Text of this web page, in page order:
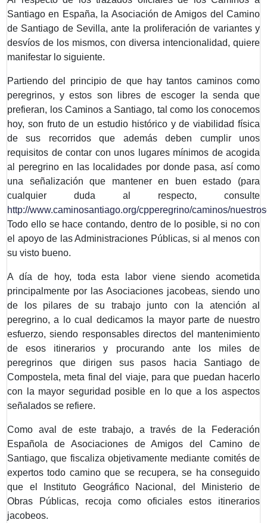
Santiago en España, la Asociación de Amigos del Camino
de Santiago de Sevilla, ante la proliferación de variantes y
desvíos de los mismos, con diversa intencionalidad, quiere
manifestar lo siguiente.
Partiendo del principio de que hay tantos caminos como
peregrinos, y estos son libres de escoger la senda que
prefieran, los Caminos a Santiago, tal como los conocemos
hoy, son fruto de un estudio histórico y de viabilidad física
de sus recorridos que además deben cumplir unos
requisitos de contar con unos lugares mínimos de acogida
al peregrino en las localidades por donde pasa, así como
una señalización que mantener en buen estado (para
cualquier duda al respecto, consulte
http://www.caminosantiago.org/cpperegrino/caminos/
Todo ello se hace contando, dentro de lo posible, si no con
el apoyo de las Administraciones Públicas, si al menos con
su visto bueno.
A día de hoy, toda esta labor viene siendo acometida
principalmente por las Asociaciones jacobeas, siendo uno
de los pilares de su trabajo junto con la atención al
peregrino, a lo cual dedicamos la mayor parte de nuestro
esfuerzo, siendo responsables directos del mantenimiento
de esos itinerarios y procurando ante los miles de
peregrinos que dirigen sus pasos hacia Santiago de
Compostela, meta final del viaje, para que puedan hacerlo
con la mayor seguridad posible en lo que a los aspectos
señalados se refiere.
Como aval de este trabajo, a través de la Federación
Española de Asociaciones de Amigos del Camino de
Santiago, que fiscaliza objetivamente mediante comités de
expertos todo camino que se recupera, se ha conseguido
que el Instituto Geográfico Nacional, del Ministerio de
Obras Públicas, recoja como oficiales estos itinerarios
jacobeos.